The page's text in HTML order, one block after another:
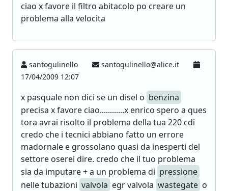
ciao x favore il filtro abitacolo po creare un
problema alla velocita
santogulinello
santogulinello@alice.it
17/04/2009 12:07
x pasquale non dici se un disel o benzina
precisa x favore ciao............x enrico spero a ques
tora avrai risolto il problema della tua 220 cdi
credo che i tecnici abbiano fatto un errore
madornale e grossolano quasi da inesperti del
settore oserei dire. credo che il tuo problema
sia da imputare + a un problema di pressione
nelle tubazioni valvola egr valvola wastegate o